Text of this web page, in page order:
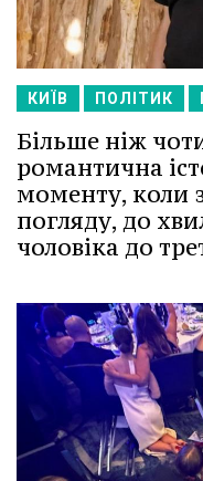
КИЇВ ПОЛІТИК
Більше ніж
романтична
моменту, коли
погляду, до
чоловіка до